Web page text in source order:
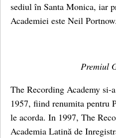
sediul în Santa Monica, iar
Academiei este Neil Portnow.
Premiul
The Recording Academy si-
1957, fiind renumita pentru
le acorda. In 1997, The
Academia Latină de